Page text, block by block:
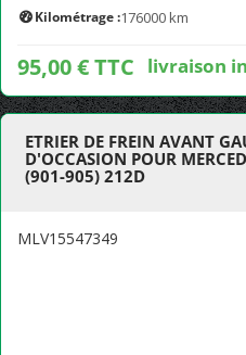
Kilométrage :176000 km
95,00 € TTC livraison
ETRIER DE FREIN AVANT
D'OCCASION POUR
(901-905) 212D
MLV15547349